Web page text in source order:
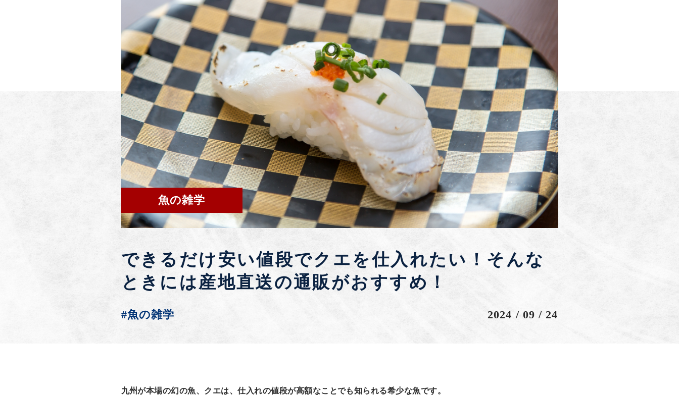
魚の雑学
できるだけ安い値段でクエを仕入れたい！そんな
ときには産地直送の通販がおすすめ！
#魚の雑学 2024 / 09 / 24
九州が本場の幻の魚、クエは、仕入れの値段が高額なことでも知られる希少な魚です。